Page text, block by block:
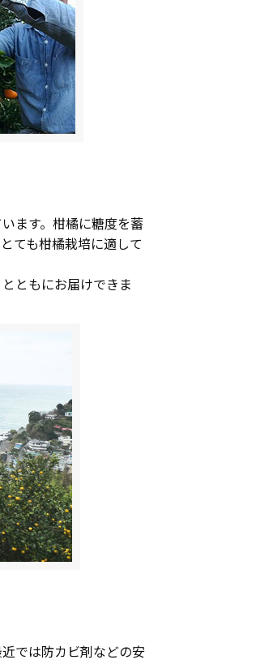
ます。柑橘に糖度を蓄
ても柑橘栽培に適して
ともにお届けできま
では防カビ剤などの安